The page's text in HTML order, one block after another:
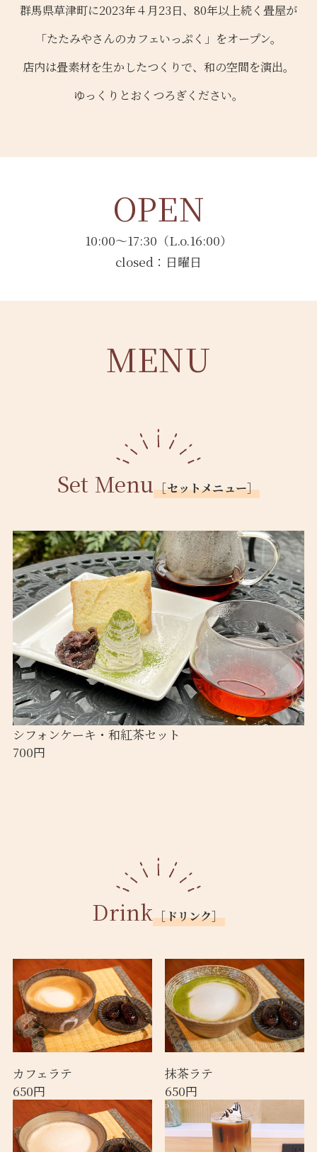
群馬県草津町に2023年４月23日、80年以上続く畳屋が
「たたみやさんのカフェいっぷく」をオープン。
店内は畳素材を生かしたつくりで、和の空間を演出。
ゆっくりとおくつろぎください。
OPEN
10:00〜17:30（L.o.16:00）
closed：日曜日
MENU
Set Menu［セットメニュー］
シフォンケーキ・和紅茶セット
700円
Drink［ドリンク］
カフェラテ
650円
抹茶ラテ
650円